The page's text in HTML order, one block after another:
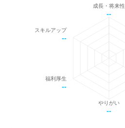
成長・将来性
--
やりがい
--
福利厚生
--
スキルアップ
--